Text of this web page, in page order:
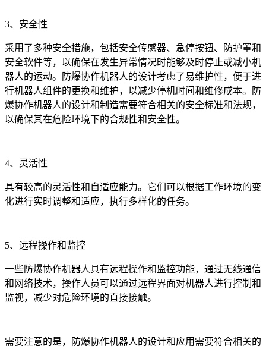
3、安全性
采用了多种安全措施，包括安全传感器、急停按钮、防护罩和
安全软件等，以确保在发生异常情况时能够及时停止或减小机
器人的运动。防爆协作机器人的设计考虑了易维护性，便于进
行机器人组件的更换和维护，以减少停机时间和维修成本。防
爆协作机器人的设计和制造需要符合相关的安全标准和法规，
以确保其在危险环境下的合规性和安全性。
4、灵活性
具有较高的灵活性和自适应能力。它们可以根据工作环境的变
化进行实时调整和适应，执行多样化的任务。
5、远程操作和监控
一些防爆协作机器人具有远程操作和监控功能，通过无线通信
和网络技术，操作人员可以通过远程界面对机器人进行控制和
监视，减少对危险环境的直接接触。
需要注意的是，防爆协作机器人的设计和应用需要符合相关的